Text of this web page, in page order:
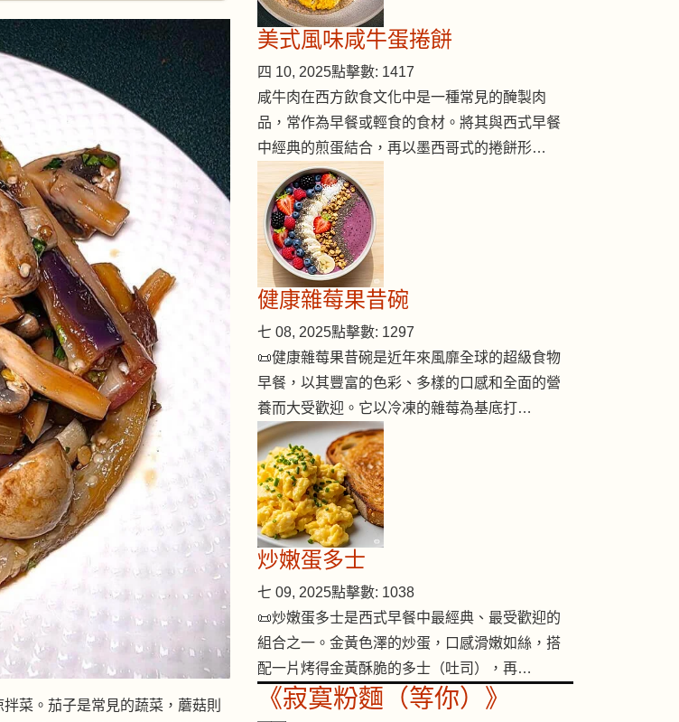
菜。茄子是常見的蔬菜，蘑菇則
美式風味咸牛蛋捲餅
四 10, 2025點擊數: 1417
咸牛肉在西方飲食文化中是一種常見的醃製肉
品，常作為早餐或輕食的食材。將其與西式早餐
中經典的煎蛋結合，再以墨西哥式的捲餅形…
健康雜莓果昔碗
七 08, 2025點擊數: 1297
📜健康雜莓果昔碗是近年來風靡全球的超級食物
早餐，以其豐富的色彩、多樣的口感和全面的營
養而大受歡迎。它以冷凍的雜莓為基底打…
炒嫩蛋多士
七 09, 2025點擊數: 1038
📜炒嫩蛋多士是西式早餐中最經典、最受歡迎的
組合之一。金黃色澤的炒蛋，口感滑嫩如絲，搭
配一片烤得金黃酥脆的多士（吐司），再…
《寂寞粉麵（等你）》